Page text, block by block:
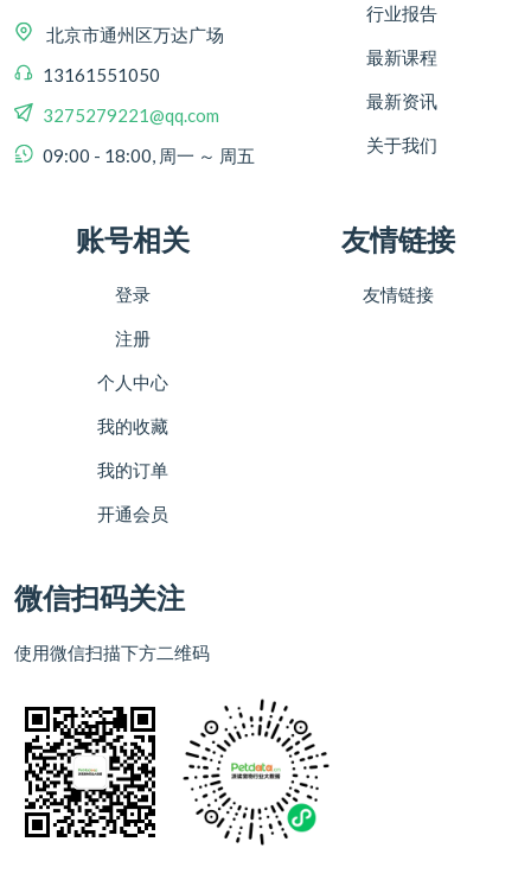
北京市通州区万达广场
13161551050
3275279221@qq.com
09:00 - 18:00, 周一 ～ 周五
行业报告
最新课程
最新资讯
关于我们
账号相关
登录
注册
个人中心
我的收藏
我的订单
开通会员
友情链接
友情链接
微信扫码关注
使用微信扫描下方二维码